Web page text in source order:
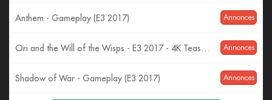
Annonces
Anthem - Gameplay (E3 2017)
Annonces
Annonces
Shadow of War - Gameplay (E3 2017)